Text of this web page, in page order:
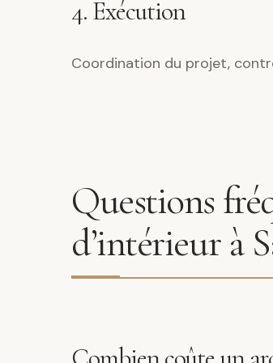
4. Exécution
Coordination du projet,
Questions
d’intérieur à